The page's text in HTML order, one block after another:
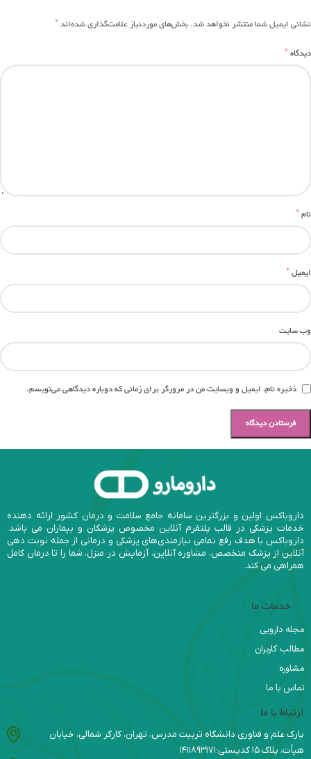
نشانی ایمیل شما منتشر نخواهد شد.بخش‌های موردنیاز علامت‌گذاری شده‌اند*
دیدگاه*
نام*
ایمیل*
وب‌ سایت
ذخیره نام، ایمیل و وبسایت من در مرورگر برای زمانی که دوباره دیدگاهی می‌نویسم.
داروباکس اولین و بزرگترین سامانه جامع سلامت و درمان کشور ارائه دهنده
خدمات پزشکی در قالب پلتفرم آنلاین مخصوص پزشکان و بیماران می باشد.
داروباکس با هدف رفع تمامی نیازمندی‌های پزشکی و درمانی از جمله نوبت دهی
آنلاین از پزشک متخصص، مشاوره آنلاین، آزمایش در منزل، شما را تا درمان کامل
همراهی می کند.
خدمات ما
مجله دارویی
مطالب کاربران
مشاوره
تماس با ما
ارتباط با ما
پارک علم و فناوری دانشگاه تربیت مدرس، تهران، کارگر شمالی، خیابان
هیأت، پلاک ۱۵ کدپستی:۱۴۱۱۸۹۳۱۷۱